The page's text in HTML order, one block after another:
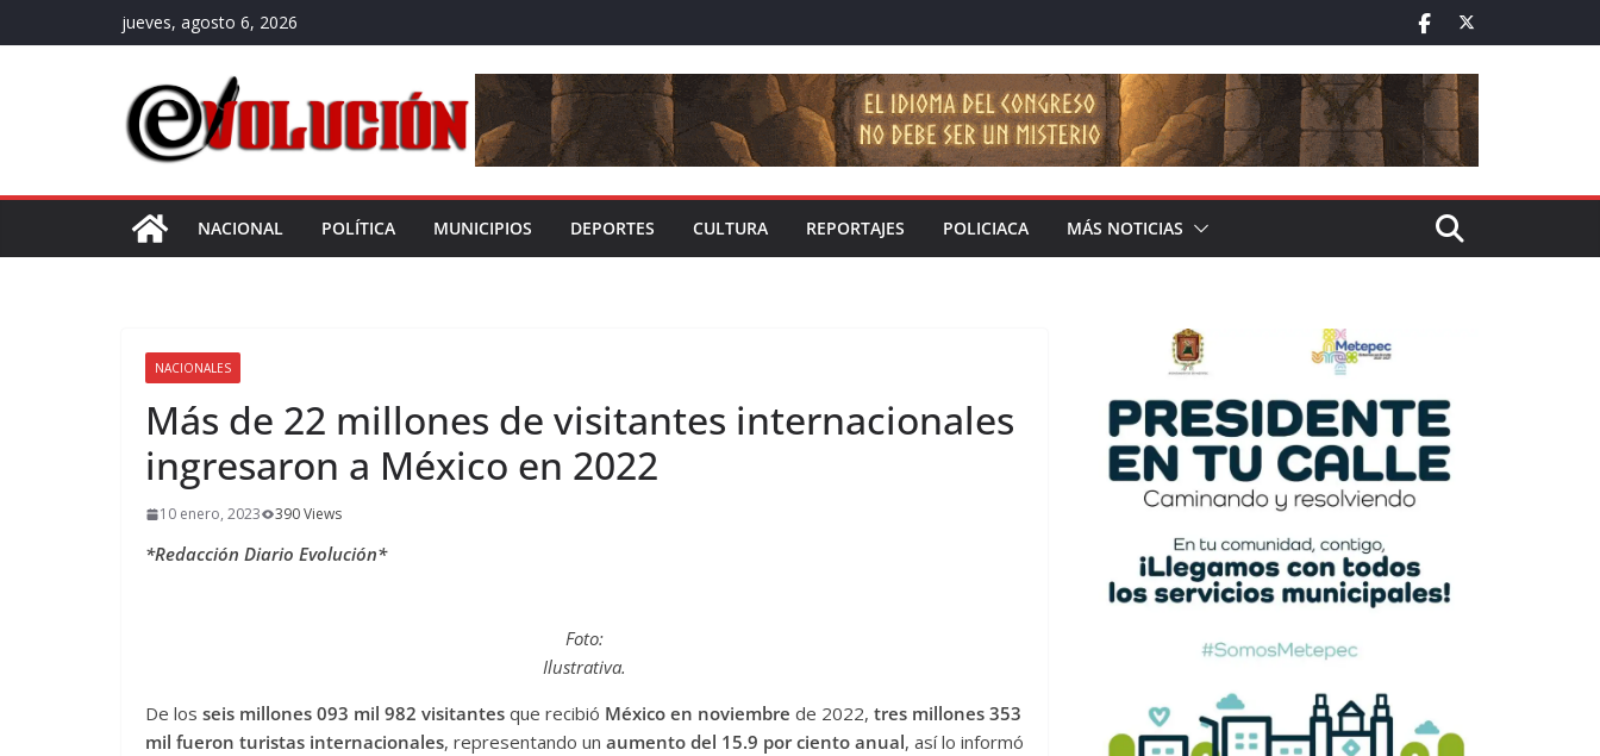
al
jueves, agosto 6, 2026
NACIONAL POLÍTICA MUNICIPIOS DEPORTES CULTURA REPORTAJES POLICIACA MÁS NOTICIAS
NACIONALES
Más de 22 millones de visitantes internacionales
ingresaron a México en 2022
10 enero, 2023 390 Views
*Redacción Diario Evolución*
Foto:
Ilustrativa.
De los seis millones 093 mil 982 visitantes que recibió México en noviembre de 2022, tres millones 353
mil fueron turistas internacionales, representando un aumento del 15.9 por ciento anual, así lo informó